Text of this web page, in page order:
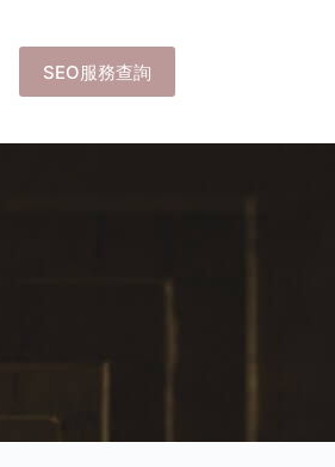
SEO服務查詢